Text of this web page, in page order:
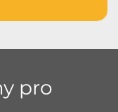
pro